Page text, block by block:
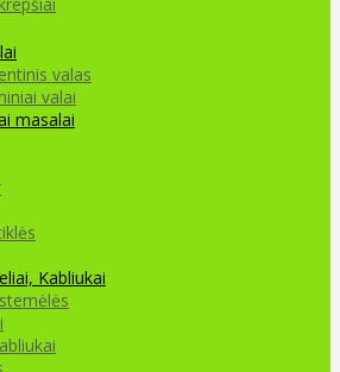
valas
valai
masalai
Kabliukai